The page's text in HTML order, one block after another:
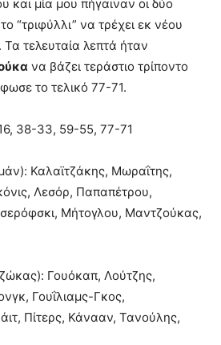
και μία μου πήγαιναν οι δύο
“τριφύλλι” να τρέχει εκ νέου
τελευταία λεπτά ήταν
να βάζει τεράστιο τρίποντο
το τελικό 77-71.
38-33, 59-55, 77-71
Καλαϊτζάκης, Μωραΐτης,
Λεσόρ, Παπαπέτρου,
Μήτογλου, Μαντζούκας,
Γουόκαπ, Λούτζης,
Γουΐλιαμς-Γκος,
Πίτερς, Κάνααν, Τανούλης,